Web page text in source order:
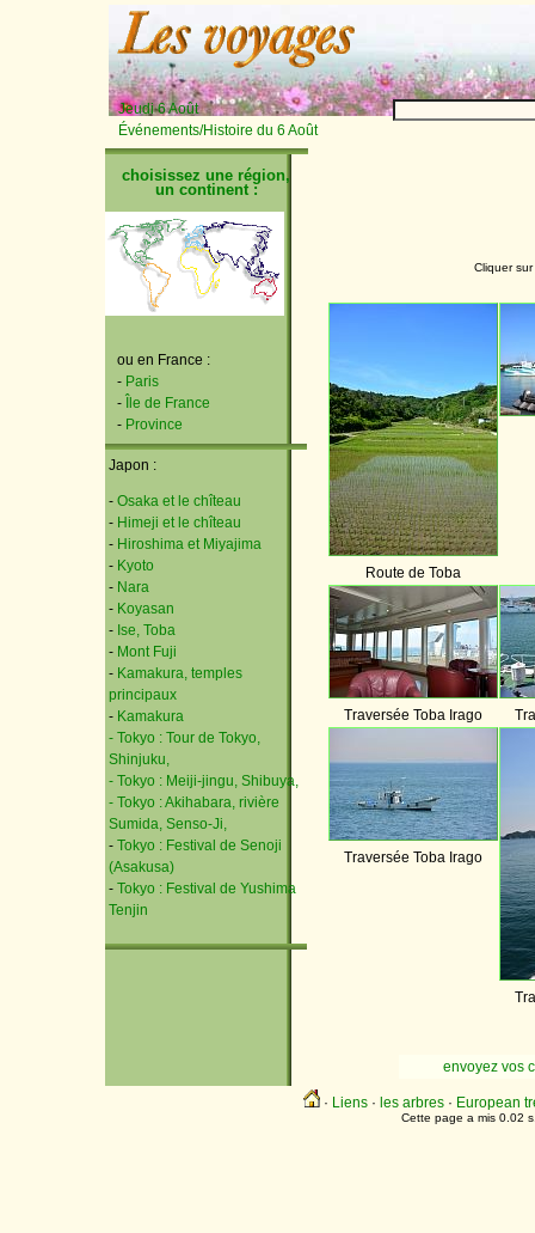
Jeudi 6 Août
Événements/Histoire du 6 Août
choisissez une région,
un continent :
ou en France :
- Paris
-
Île de France
- Province
Japon :
- Osaka et le chîteau
- Himeji et le chîteau
- Hiroshima et Miyajima
- Kyoto
- Nara
- Koyasan
- Ise, Toba
- Mont Fuji
- Kamakura, temples
principaux
- Kamakura
- Tokyo : Tour de Tokyo,
Shinjuku,
- Tokyo : Meiji-jingu, Shibuya,
- Tokyo : Akihabara, rivière
Sumida, Senso-Ji,
- Tokyo : Festival de Senoji
(Asakusa)
- Tokyo : Festival de Yushima
Tenjin
Cliquer
Route de Toba
Traversée Toba Irago
Traversée Toba Irago
envoyez vos
· Liens· les arbres· European
Cette page a mis 0.02